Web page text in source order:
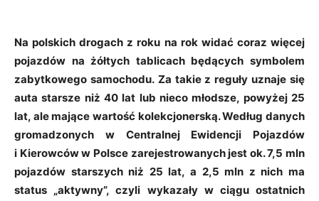
Na polskich drogach z roku na rok widać coraz więcej
pojazdów na żółtych tablicach będących symbolem
zabytkowego samochodu. Za takie z reguły uznaje się
auta starsze niż 40 lat lub nieco młodsze, powyżej 25
lat, ale mające wartość kolekcjonerską. Według danych
gromadzonych w Centralnej Ewidencji Pojazdów
i Kierowców w Polsce zarejestrowanych jest ok. 7,5 mln
pojazdów starszych niż 25 lat, a 2,5 mln z nich ma
status „aktywny”, czyli wykazały w ciągu ostatnich